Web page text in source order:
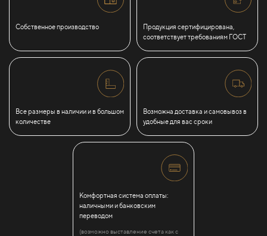
Собственное производство
Продукция сертифицирована,
соответствует требованиям ГОСТ
Все размеры в наличии и в большом
количестве
Возможна доставка и самовывоз в
удобные для вас сроки
Комфортная система оплаты:
наличными и банковским
переводом
(возможно выставление счета как с